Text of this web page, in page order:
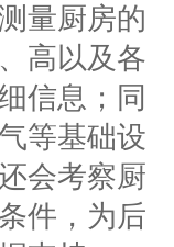
量厨房的
高以及各
信息；同
等基础设
会考察厨
件，为后